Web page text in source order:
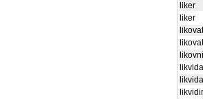
liker
liker
likovni